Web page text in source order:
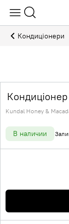
Кондиціонери
Kundal Honey &
В наличии